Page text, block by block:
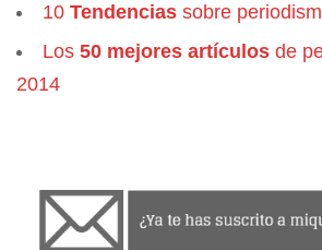
10 Tendencias sobre
Los 50 mejores artículos de
2014